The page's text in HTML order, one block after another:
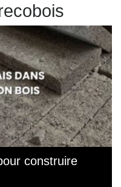
construire